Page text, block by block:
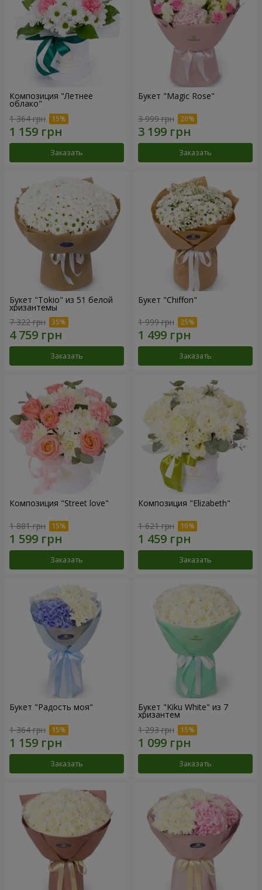
Композиция "Летнее
облако"
1 364 грн
Заказать
Букет "Magic Rose"
3 999 грн
Заказать
Букет "Tokio" из 51 белой
хризантемы
7 322 грн
Заказать
Букет "Chiffon"
1 999 грн
Заказать
Композиция "Street love"
1 881 грн
Заказать
Композиция "Elizabeth"
1 621 грн
Заказать
Букет "Радость моя"
1 364 грн
Заказать
Букет "Kiku White" из 7
хризантем
1 293 грн
Заказать